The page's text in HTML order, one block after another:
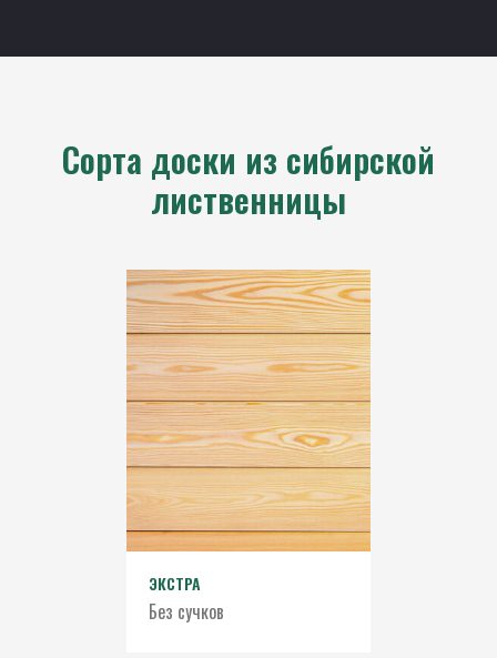
Сорта доски из сибирской
лиственницы
ЭКСТРА
Без сучков